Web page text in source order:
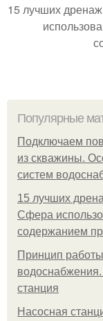
15 лучших
Популярные
Подключаем
из скважины.
систем
15 лучших
Сфера
содержанием
Принцип
водоснабжения.
станция
Насосная